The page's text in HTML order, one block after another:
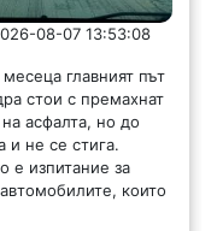
08-07 13:53:08
главният път
стои с премахнат
асфалта, но до
и не се стига.
е изпитание за
които